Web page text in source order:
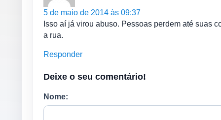
5 de maio de 2014 às 09:37
Isso aí já virou abuso. Pessoas perdem até suas
a rua.
Responder
Deixe o seu comentário!
Nome: